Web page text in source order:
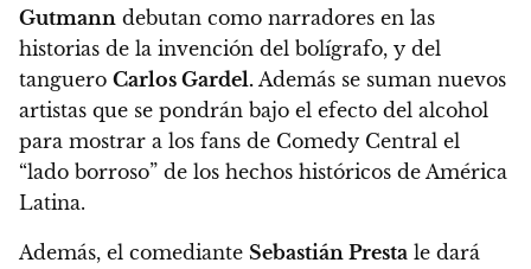
Gutmann debutan como narradores en las
historias de la invención del bolígrafo, y del
tanguero Carlos Gardel. Además se suman nuevos
artistas que se pondrán bajo el efecto del alcohol
para mostrar a los fans de Comedy Central el
“lado borroso” de los hechos históricos de América
Latina.
Además, el comediante Sebastián Presta le dará